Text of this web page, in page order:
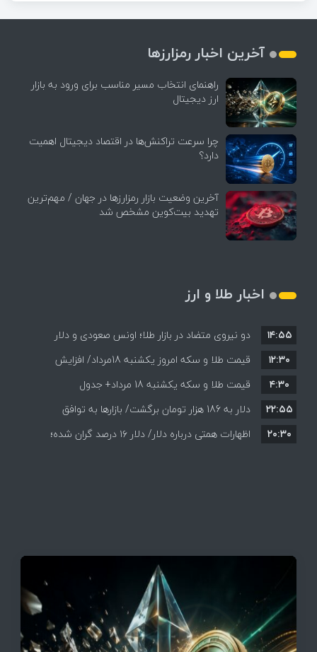
آخرین اخبار رمزارزها
راهنمای انتخاب مسیر مناسب برای ورود به بازار
ارز دیجیتال
چرا سرعت تراکنش‌ها در اقتصاد دیجیتال اهمیت
دارد؟
آخرین وضعیت بازار رمزارزها در جهان / مهم‌ترین
تهدید بیت‌کوین مشخص شد
اخبار طلا و ارز
دو نیروی متضاد در بازار طلا؛ اونس صعودی و دلار
نزولی
۱۴:۵۵
قیمت طلا و سکه امروز یکشنبه 18مرداد/ افزایش
قیمت ها + جدول و جزئیات
۱۲:۳۰
قیمت طلا و سکه یکشنبه 18 مرداد+ جدول
۴:۳۰
دلار به 186 هزار تومان برگشت/ بازارها به توافق
احتمالی هرمز چه واکنشی نشان دادند؟
۲۲:۵۵
اظهارات همتی درباره دلار/ دلار ۱۶ درصد گران شده؛
۲۰:۳۰